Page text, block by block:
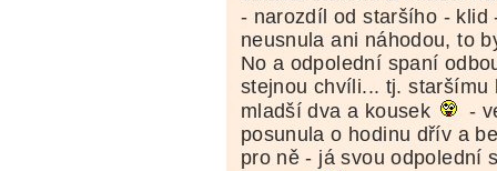
- narozdíl od staršího - klid
neusnula ani náhodou, to
No a odpolední spaní
stejnou chvíli... tj. staršímu
mladší dva a kousek
-
posunula o hodinu dřív a
pro ně - já svou odpolední